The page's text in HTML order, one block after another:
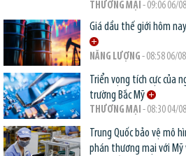
THƯƠNG MẠI - 09:06 06/
Giá dầu thế giới hôm
NĂNG LƯỢNG - 08:58 06/
Triển vọng tích cực của
trường Bắc Mỹ
THƯƠNG MẠI - 08:30 04/
Trung Quốc bảo vệ mô
phán thương mại với Mỹ